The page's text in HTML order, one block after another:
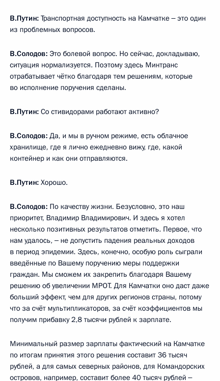
В.Путин: Транспортная доступность на Камчатке ‒ это один
из проблемных вопросов.
В.Солодов: Это болевой вопрос. Но сейчас, докладываю,
ситуация нормализуется. Поэтому здесь Минтранс
отрабатывает чётко благодаря тем решениям, которые
во исполнение поручения сделаны.
В.Путин: Со стивидорами работают активно?
В.Солодов: Да, и мы в ручном режиме, есть облачное
хранилище, где я лично ежедневно вижу, где, какой
контейнер и как они отправляются.
В.Путин: Хорошо.
В.Солодов: По качеству жизни. Безусловно, это наш
приоритет, Владимир Владимирович. И здесь я хотел
несколько позитивных результатов отметить. Первое, что
нам удалось, ‒ не допустить падения реальных доходов
в период эпидемии. Здесь, конечно, особую роль сыграли
введённые по Вашему поручению меры поддержки
граждан. Мы сможем их закрепить благодаря Вашему
решению об увеличении МРОТ. Для Камчатки оно даст даже
больший эффект, чем для других регионов страны, потому
что за счёт мультипликаторов, за счёт коэффициентов мы
получим прибавку 2,8 тысячи рублей к зарплате.
Минимальный размер зарплаты фактический на Камчатке
по итогам принятия этого решения составит 36 тысяч
рублей, а для самых северных районов, для Командорских
островов, например, составит более 40 тысяч рублей ‒